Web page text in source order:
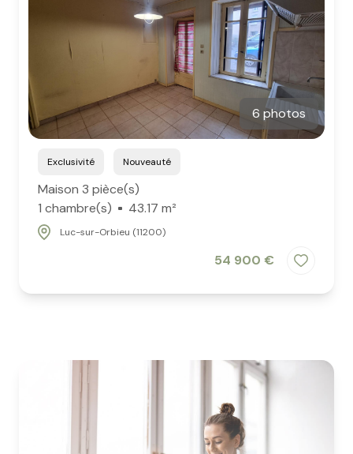
Blog
Conciergerie
6 photos
Exclusivité Nouveauté
Maison 3 pièce(s)
1 chambre(s)
43.17 m²
Luc-sur-Orbieu (11200)
54 900 €